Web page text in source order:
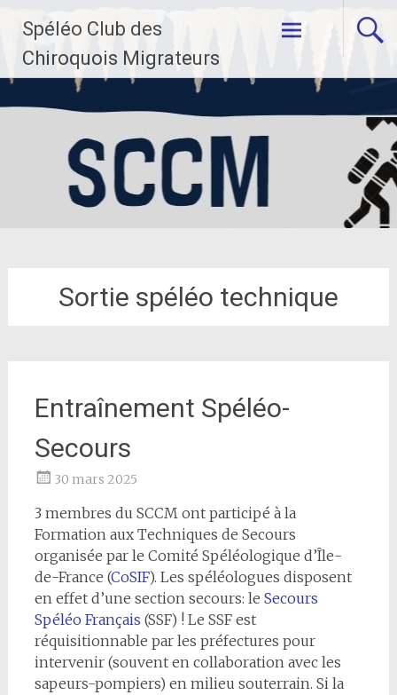
contenu
principal
Spéléo Club des
Chiroquois Migrateurs
Sortie spéléo technique
Entraînement Spéléo-
Secours
30 mars 2025
3 membres du SCCM ont participé à la
Formation aux Techniques de Secours
organisée par le Comité Spéléologique d’Île-
de-France (CoSIF). Les spéléologues disposent
en effet d’une section secours: le Secours
Spéléo Français (SSF) ! Le SSF est
réquisitionnable par les préfectures pour
intervenir (souvent en collaboration avec les
sapeurs-pompiers) en milieu souterrain. Si la